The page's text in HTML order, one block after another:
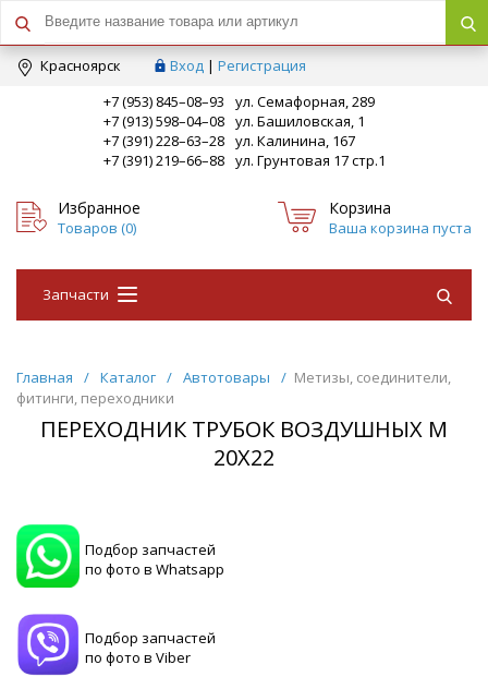
Краcноярск Вход | Регистрация
+7 (953) 845–08–93
ул. Семафорная, 289
+7 (913) 598–04–08 ул. Башиловская, 1
+7 (391) 228–63–28 ул. Калинина, 167
+7 (391) 219–66–88 ул. Грунтовая 17 стр.1
Избранное
Товаров (0)
Корзина
Ваша корзина пуста
Запчасти
Главная / Каталог / Автотовары / Метизы, соединители,
фитинги, переходники
ПЕРЕХОДНИК ТРУБОК ВОЗДУШНЫХ М
20Х22
Подбор запчастей
по фото в Whatsapp
Подбор запчастей
по фото в Viber